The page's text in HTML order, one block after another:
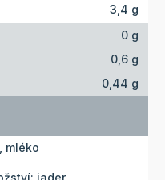
3,4 g
0 g
0,6 g
0,44 g
mléko